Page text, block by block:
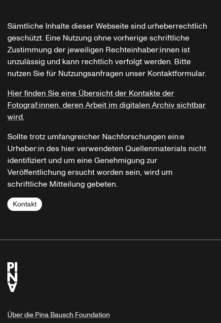
Sämtliche Inhalte dieser Webseite sind urheberrechtlich
geschützt. Eine Nutzung ohne vorherige schriftliche
Zustimmung der jeweiligen Rechteinhaber:innen ist
unzulässig und kann rechtlich verfolgt werden. Bitte
nutzen Sie für Nutzungsanfragen unser Kontaktformular.
Hier finden Sie eine Übersicht der Kontakte der
Fotograf:innen, deren Arbeit im digitalen Archiv sichtbar
wird.
Sollte trotz umfangreicher Nachforschungen ein:e
Urheber:in des hier verwendeten Quellenmaterials nicht
identifiziert und um eine Genehmigung zur
Veröffentlichung ersucht worden sein, wird um
schriftliche Mitteilung gebeten.
Kontakt
Über die Pina Bausch Foundation